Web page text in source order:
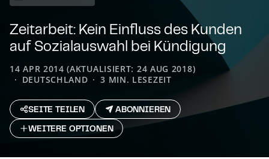
Zeitarbeit: Kein Einfluss des Kunden
auf Sozialauswahl bei Kündigung
14 APR 2014 (AKTUALISIERT: 24 AUG 2018)
DEUTSCHLAND
3 MIN. LESEZEIT
SEITE TEILEN
ABONNIEREN
WEITERE OPTIONEN